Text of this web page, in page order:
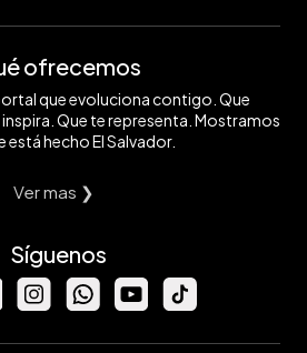
ofrecemos
que evoluciona contigo. Que
Que te representa. Mostramos
está hecho El Salvador.
Ver mas ❯
Síguenos